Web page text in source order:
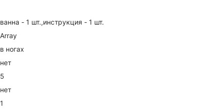
ванна - 1 шт.,инструкция - 1 шт.
Array
в ногах
нет
5
нет
1